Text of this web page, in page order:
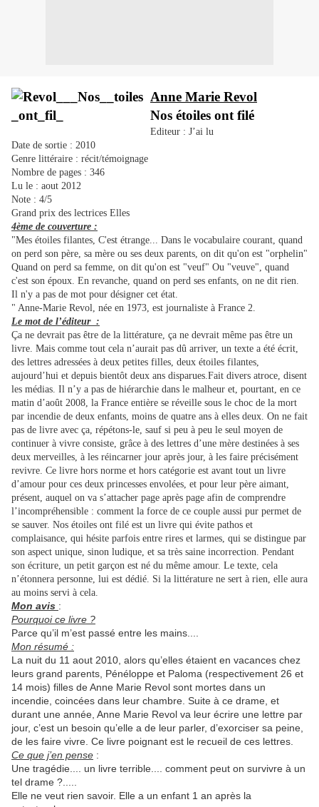
Anne Marie Revol
Nos étoiles ont filé
Editeur : J’ai lu
Date de sortie : 2010
Genre littéraire : récit/témoignage
Nombre de pages : 346
Lu le : aout 2012
Note : 4/5
Grand prix des lectrices Elles
4ème de couverture :
"Mes étoiles filantes, C'est étrange... Dans le vocabulaire courant, quand
on perd son père, sa mère ou ses deux parents, on dit qu'on est "orphelin"
Quand on perd sa femme, on dit qu'on est "veuf" Ou "veuve", quand
c'est son époux. En revanche, quand on perd ses enfants, on ne dit rien.
Il n'y a pas de mot pour désigner cet état.
" Anne-Marie Revol, née en 1973, est journaliste à France 2.
Le mot de l’éditeur :
Ça ne devrait pas être de la littérature, ça ne devrait même pas être un
livre. Mais comme tout cela n’aurait pas dû arriver, un texte a été écrit,
des lettres adressées à deux petites filles, deux étoiles filantes,
aujourd’hui et depuis bientôt deux ans disparues.Fait divers atroce, disent
les médias. Il n’y a pas de hiérarchie dans le malheur et, pourtant, en ce
matin d’août 2008, la France entière se réveille sous le choc de la mort
par incendie de deux enfants, moins de quatre ans à elles deux. On ne fait
pas de livre avec ça, répétons-le, sauf si peu à peu le seul moyen de
continuer à vivre consiste, grâce à des lettres d’une mère destinées à ses
deux merveilles, à les réincarner jour après jour, à les faire précisément
revivre. Ce livre hors norme et hors catégorie est avant tout un livre
d’amour pour ces deux princesses envolées, et pour leur père aimant,
présent, auquel on va s’attacher page après page afin de comprendre
l’incompréhensible : comment la force de ce couple aussi pur permet de
se sauver. Nos étoiles ont filé est un livre qui évite pathos et
complaisance, qui hésite parfois entre rires et larmes, qui se distingue par
son aspect unique, sinon ludique, et sa très saine incorrection. Pendant
son écriture, un petit garçon est né du même amour. Le texte, cela
n’étonnera personne, lui est dédié. Si la littérature ne sert à rien, elle aura
au moins servi à cela.
Mon avis :
Pourquoi ce livre ?
Parce qu’il m’est passé entre les mains....
Mon résumé :
La nuit du 11 aout 2010, alors qu’elles étaient en vacances chez
leurs grand parents, Pénéloppe et Paloma (respectivement 26 et
14 mois) filles de Anne Marie Revol sont mortes dans un
incendie, coincées dans leur chambre. Suite à ce drame, et
durant une année, Anne Marie Revol va leur écrire une lettre par
jour, c’est un besoin qu’elle a de leur parler, d’exorciser sa peine,
de les faire vivre. Ce livre poignant est le recueil de ces lettres.
Ce que j’en pense :
Une tragédie.... un livre terrible.... comment peut on survivre à un
tel drame ?.....
Elle ne veut rien savoir. Elle a un enfant 1 an après la